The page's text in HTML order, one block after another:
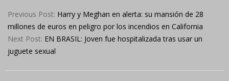
01-
20
Previous Post: Harry y Meghan en alerta: su mansión de 28
millones de euros en peligro por los incendios en California
Next Post: EN BRASIL: Joven fue hospitalizada tras usar un
juguete sexual